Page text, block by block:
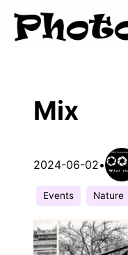
Zum
Inhalt
Mix
2024-06-02•
Events Nature